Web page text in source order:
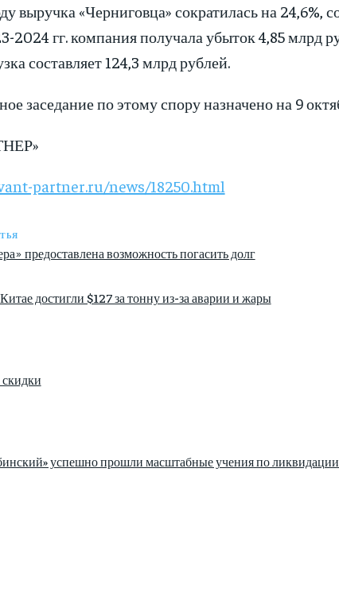
выручка «Черниговца» сократилась на 24,6%,
2024 гг. компания получала убыток 4,85 млрд
составляет 124,3 млрд рублей.
заседание по этому спору назначено на 9
partner.ru/news/18250.html
предоставлена возможность погасить долг
достигли $127 за тонну из-за аварии и жары
успешно прошли масштабные учения по